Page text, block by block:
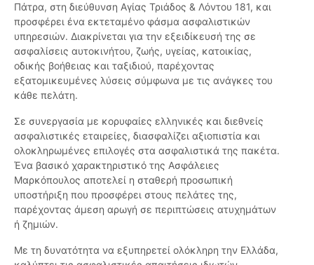
Πάτρα, στη διεύθυνση Αγίας Τριάδος & Λόντου 181, και
προσφέρει ένα εκτεταμένο φάσμα ασφαλιστικών
υπηρεσιών. Διακρίνεται για την εξειδίκευσή της σε
ασφαλίσεις αυτοκινήτου, ζωής, υγείας, κατοικίας,
οδικής βοήθειας και ταξιδιού, παρέχοντας
εξατομικευμένες λύσεις σύμφωνα με τις ανάγκες του
κάθε πελάτη.
Σε συνεργασία με κορυφαίες ελληνικές και διεθνείς
ασφαλιστικές εταιρείες, διασφαλίζει αξιοπιστία και
ολοκληρωμένες επιλογές στα ασφαλιστικά της πακέτα.
Ένα βασικό χαρακτηριστικό της Ασφάλειες
Μαρκόπουλος αποτελεί η σταθερή προσωπική
υποστήριξη που προσφέρει στους πελάτες της,
παρέχοντας άμεση αρωγή σε περιπτώσεις ατυχημάτων
ή ζημιών.
Με τη δυνατότητα να εξυπηρετεί ολόκληρη την Ελλάδα,